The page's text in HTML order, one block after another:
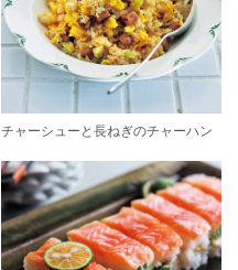
チャーシューと長ねぎのチャーハン